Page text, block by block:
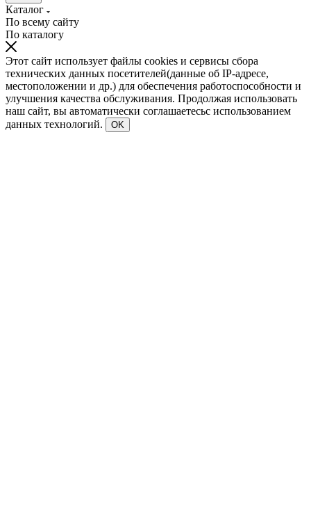
Каталог
По всему сайту
По каталогу
Этот сайт использует файлы cookies и сервисы сбора
технических данных посетителей(данные об IP-адресе,
местоположении и др.) для обеспечения работоспособности и
улучшения качества обслуживания. Продолжая использовать
наш сайт, вы автоматически соглашаетесьс использованием
данных технологий.
OK